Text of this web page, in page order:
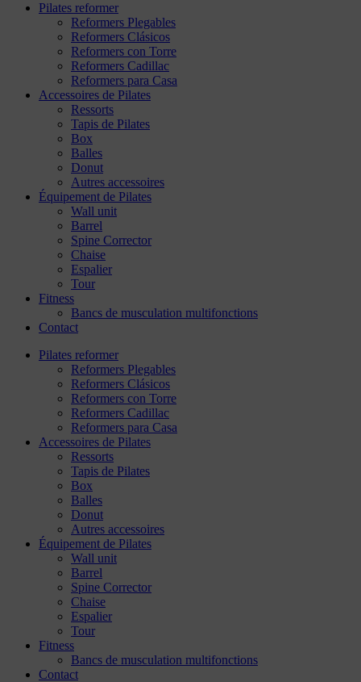
Pilates reformer
Reformers Plegables
Reformers Clásicos
Reformers con Torre
Reformers Cadillac
Reformers para Casa
Accessoires de Pilates
Ressorts
Tapis de Pilates
Box
Balles
Donut
Autres accessoires
Équipement de Pilates
Wall unit
Barrel
Spine Corrector
Chaise
Espalier
Tour
Fitness
Bancs de musculation multifonctions
Contact
Pilates reformer
Reformers Plegables
Reformers Clásicos
Reformers con Torre
Reformers Cadillac
Reformers para Casa
Accessoires de Pilates
Ressorts
Tapis de Pilates
Box
Balles
Donut
Autres accessoires
Équipement de Pilates
Wall unit
Barrel
Spine Corrector
Chaise
Espalier
Tour
Fitness
Bancs de musculation multifonctions
Contact